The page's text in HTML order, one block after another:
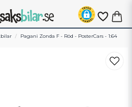
Pagani Zonda F - Röd - PosterCars - 1:64